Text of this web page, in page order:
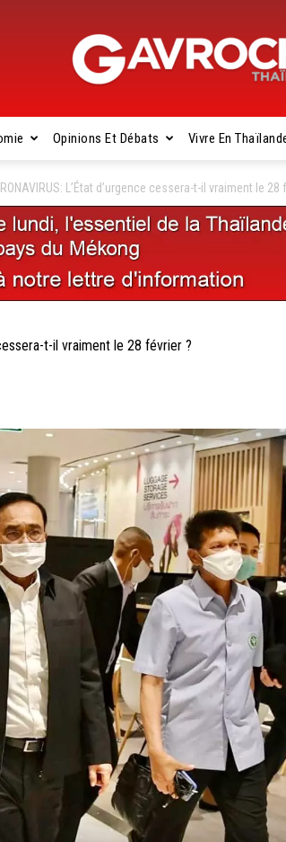
Gavroche
Opinions Et Débats Vivre En
L’État d’urgence cessera-t-il vraiment le 28
t-il vraiment le 28 février ?